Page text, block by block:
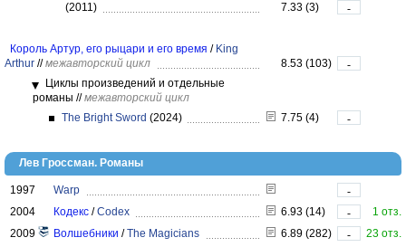
(2011)
7.33 (3) -
Король Артур, его рыцари и его время / King
Arthur // межавторский цикл 8.53 (103)
-
Циклы произведений и отдельные
романы // межавторский цикл
The Bright Sword (2024) 7.75 (4) -
Лев Гроссман. Романы
1997 Warp
-
2004
Кодекс /Codex 6.93 (14) -
1 отз.
2009
Волшебники /The Magicians 6.89 (282) -
23 отз.